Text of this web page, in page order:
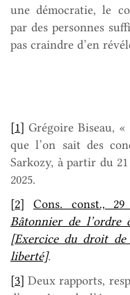
une démocratie, le
par des personnes
pas craindre d’en
[1] Grégoire Biseau,
que l’on sait des
Sarkozy, à partir du
2025.
[2]
Cons. const., 29
Bâtonnier de l’ordre
[Exercice du droit
liberté].
[3] Deux rapports,